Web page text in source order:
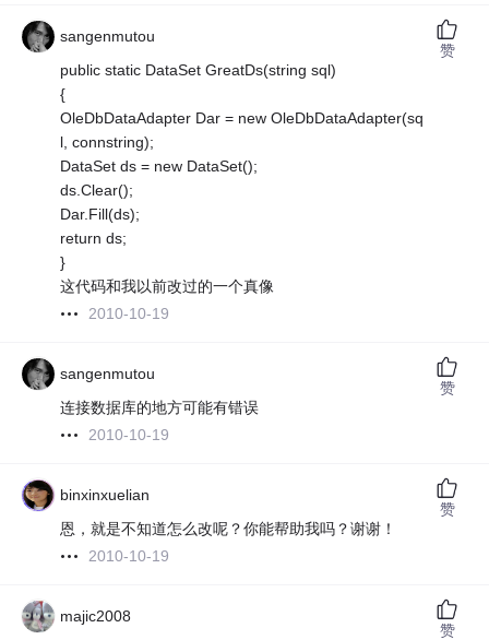
sangenmutou
public static DataSet GreatDs(string sql)
{
OleDbDataAdapter Dar = new OleDbDataAdapter(sq
l, connstring);
DataSet ds = new DataSet();
ds.Clear();
Dar.Fill(ds);
return ds;
}
这代码和我以前改过的一个真像
2010-10-19
赞
sangenmutou
连接数据库的地方可能有错误
2010-10-19
赞
binxinxuelian
恩，就是不知道怎么改呢？你能帮助我吗？谢谢！
2010-10-19
赞
majic2008
赞